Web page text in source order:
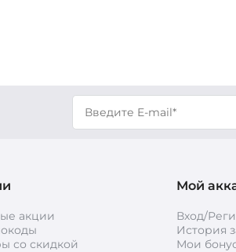
акции
со скидкой
Мой
Вход/
История
Мои